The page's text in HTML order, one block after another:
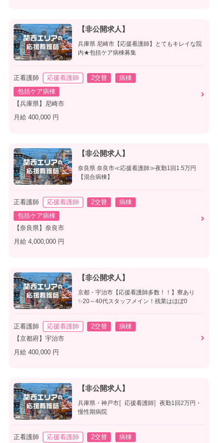
【非公開求人】
兵庫県 尼崎市【応援看護師】とてもキレイな院
内★包括ケア病棟募集
正看護師 応援看護師 2交替
病棟
包括ケア病棟
【兵庫県】尼崎市
月給 400,000 円
【非公開求人】
奈良県 奈良市≪応援看護師≫夜勤1回1.5万円
【混合病棟】
正看護師 応援看護師 2交替
病棟
包括ケア病棟
【奈良県】奈良市
月給 4,000,000 円
【非公開求人】
京都・宇治市【応援看護師多数！！】寮あり
✨20～40代スタッフメイン！残業はほぼ0
正看護師 応援看護師 2交替
病棟
【京都府】宇治市
月給 400,000 円
【非公開求人】
兵庫県・神戸市〚応援看護師〛夜勤1回2万円・
慢性期病院
正看護師 応援看護師 2交替 病棟